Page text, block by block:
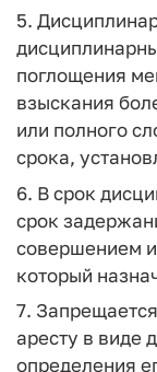
5.
поглощения
взыскания
или полного
срока,
6. В срок
срок
совершением
который
7.
аресту в виде
определения